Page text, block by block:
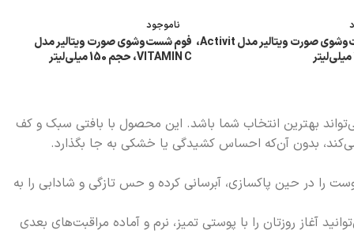
فوم شست‌وشوی صورت ویتالیر مدل Activit،
ناموجود
فوم شست‌وشوی صورت ویتالیر مدل
VITAMIN C، حجم 150 میلی‌لیتر
بهترین انتخاب شما باشد. این محصول با بافتی سبک و کف
بدون آن‌که احساس کشیدگی یا خشکی به جا بگذارد.
را در حین پاکسازی، آبرسانی کرده و حس تازگی و شادابی را به
روزتان را با پوستی تمیز، نرم و آماده مراقبت‌های بعدی